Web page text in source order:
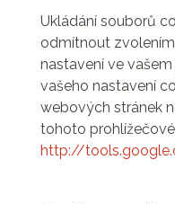
Ukládání souborů
odmítnout
nastavení ve
vašeho nastavení
webových stránek
tohoto
http://